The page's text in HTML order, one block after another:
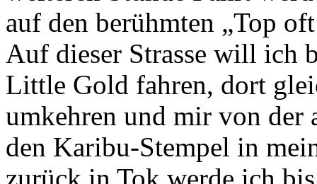
auf den berühmten „Top
Auf dieser Strasse will ich
Little Gold fahren, dort
umkehren und mir von der
den Karibu-Stempel in
zurück in Tok werde ich